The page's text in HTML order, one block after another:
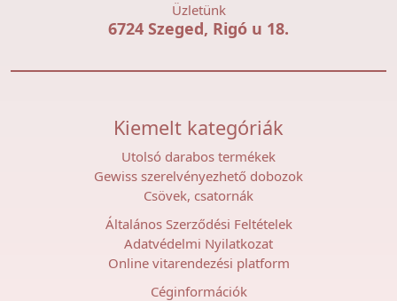
Üzletünk
6724 Szeged, Rigó u 18.
Kiemelt kategóriák
Utolsó darabos termékek
Gewiss szerelvényezhető dobozok
Csövek, csatornák
Általános Szerződési Feltételek
Adatvédelmi Nyilatkozat
Online vitarendezési platform
Céginformációk